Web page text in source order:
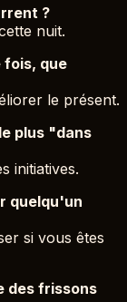
?
nuit.
fois, que
le présent.
plus "dans
initiatives.
quelqu'un
si vous êtes
des frissons